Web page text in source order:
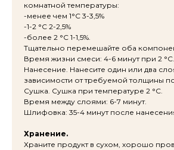
комнатной температуры:
-менее чем 1°С 3-3,5%
-1-2 °С 2-2,5%
-более 2 °С 1-1,5%.
Тщательно перемешайте оба
Время жизни смеси: 4-6 минут при 2 °С.
Нанесение. Нанесите один или два
зависимости от требуемой толщины
Сушка. Сушка при температуре 2 °С.
Время между слоями: 6-7 минут.
Шлифовка: 35-4 минут после
Хранение.
Храните продукт в сухом, хорошо